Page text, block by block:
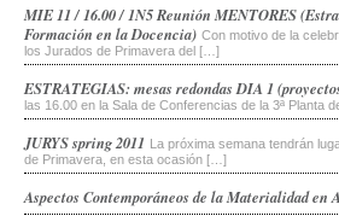
MIE 11 / 16.00 / 1N5 Reunión MENTORES
Formación en la Docencia) Con motivo de la
los Jurados de Primavera del […]
ESTRATEGIAS: mesas redondas DIA 1
las 16.00 en la Sala de Conferencias de la 3ª Planta
JURYS spring 2011
La próxima semana tendrán
de Primavera, en esta ocasión […]
Aspectos Contemporáneos de la Materialidad en